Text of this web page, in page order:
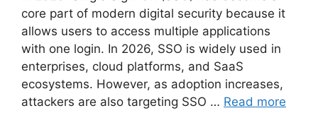
core part of modern digital security because it
allows users to access multiple applications
with one login. In 2026, SSO is widely used in
enterprises, cloud platforms, and SaaS
ecosystems. However, as adoption increases,
attackers are also targeting SSO … Read more